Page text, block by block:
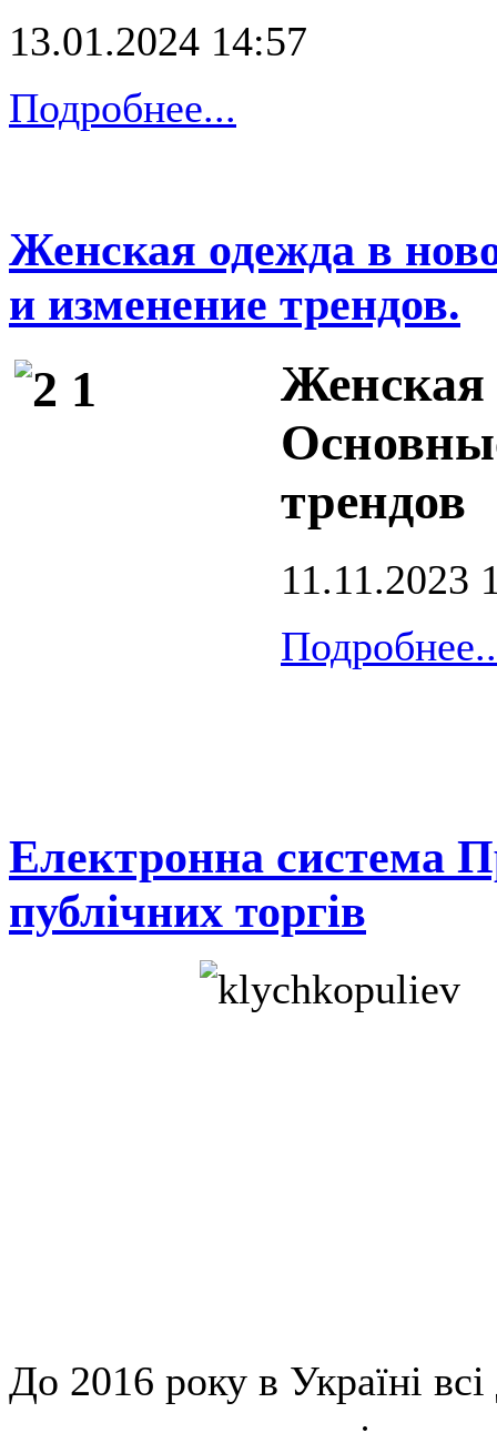
13.01.2024 14:57
Подробнее...
Женская одежда в
и изменение трендов.
Женская
трендов
11.11.2023
Електронна система
публічних торгів
До 2016 року в Україні